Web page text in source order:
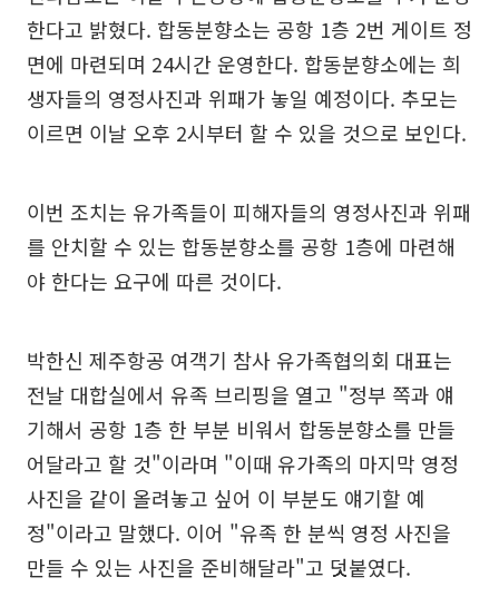
한다고 밝혔다. 합동분향소는 공항 1층 2번 게이트 정
면에 마련되며 24시간 운영한다. 합동분향소에는 희
생자들의 영정사진과 위패가 놓일 예정이다. 추모는
이르면 이날 오후 2시부터 할 수 있을 것으로 보인다.
이번 조치는 유가족들이 피해자들의 영정사진과 위패
를 안치할 수 있는 합동분향소를 공항 1층에 마련해
야 한다는 요구에 따른 것이다.
박한신 제주항공 여객기 참사 유가족협의회 대표는
전날 대합실에서 유족 브리핑을 열고 "정부 쪽과 얘
기해서 공항 1층 한 부분 비워서 합동분향소를 만들
어달라고 할 것"이라며 "이때 유가족의 마지막 영정
사진을 같이 올려놓고 싶어 이 부분도 얘기할 예
정"이라고 말했다. 이어 "유족 한 분씩 영정 사진을
만들 수 있는 사진을 준비해달라"고 덧붙였다.